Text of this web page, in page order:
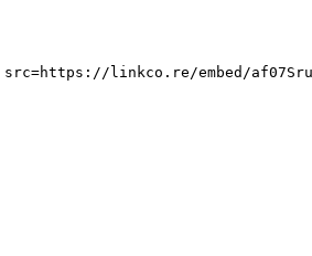
linkco.re/embed/